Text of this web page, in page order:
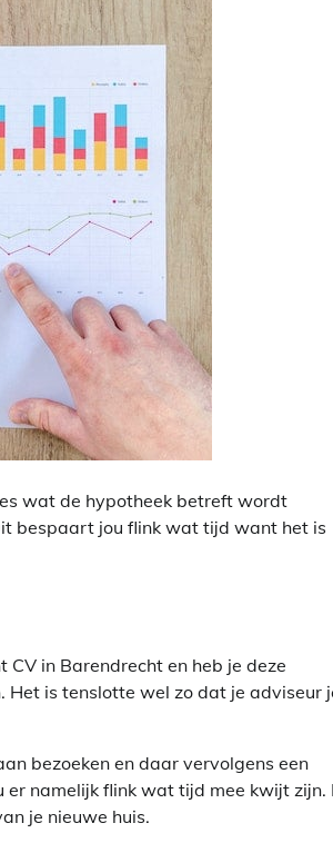
wat de hypotheek betreft wordt
bespaart jou flink wat tijd want het is
in Barendrecht en heb je deze
Het is tenslotte wel zo dat je adviseur
bezoeken en daar vervolgens een
er namelijk flink wat tijd mee kwijt zijn.
je nieuwe huis.